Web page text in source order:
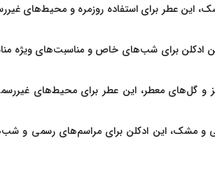
این عطر برای استفاده روزمره و محیط‌های
این ادکلن برای شب‌های خاص و مناسبت‌های ویژه
و گل‌های معطر، این عطر برای محیط‌های
و مشک، این ادکلن برای مراسم‌های رسمی و